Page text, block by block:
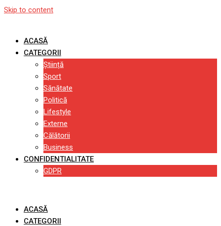
Skip to content
ACASĂ
CATEGORII
Știință
Sport
Sănătate
Politică
Lifestyle
Externe
Călătorii
Business
CONFIDENTIALITATE
GDPR
ACASĂ
CATEGORII